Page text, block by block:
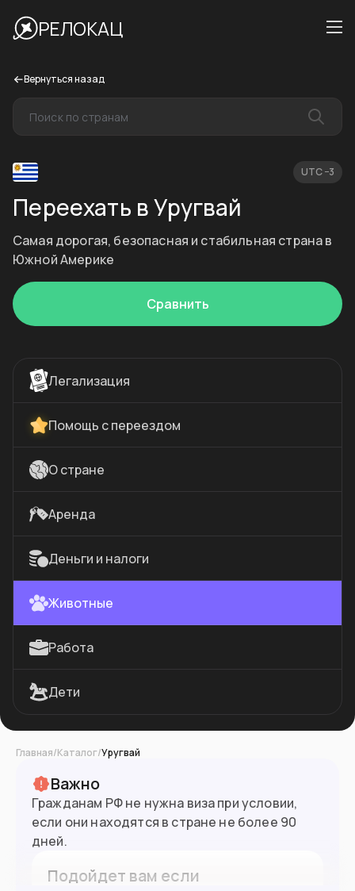
РЕЛОКАЦ
Вернуться назад
UTC −3
Переехать в Уругвай
Самая дорогая, безопасная и стабильная страна в
Южной Америке
Сравнить
Легализация
Помощь с переездом
О стране
Аренда
Деньги и налоги
Животные
Работа
Дети
Главная/Каталог/Уругвай
Важно
Гражданам РФ не нужна виза при условии,
если они находятся в стране не более 90
дней.
3.43 млн
Подойдет вам если